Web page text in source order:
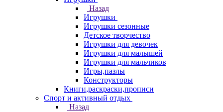
Назад
Игрушки
Игрушки сезонные
Детское творчество
Игрушки для девочек
Игрушки для малышей
Игрушки для мальчиков
Игры,пазлы
Конструкторы
Книги,раскраски,прописи
Спорт и активный отдых
Назад